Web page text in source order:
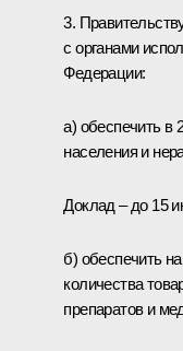
3.
с органами
Федерации:
а) обеспечить в
населения и
Доклад – до 15
б) обеспечить
количества
препаратов и